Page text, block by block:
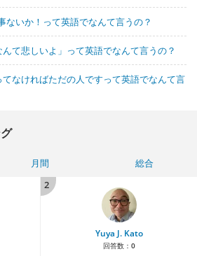
ないか！って英語でなんて言うの？
んて悲しいよ」って英語でなんて言うの？
なければただの人ですって英語でなんて言
月間
総合
2
Yuya J. Kato
回答数： 0